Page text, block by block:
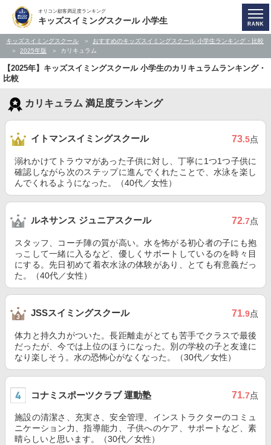
オリコン顧客満足度ランキング
キッズスイミングスクール 小学生
キッズスイミングスクール
おすすめのキッズスイミングスクール 小学生ランキング・比較
2025年版
カリキュラム
【2025年】キッズスイミングスクール 小学生のカリキュラムランキング・
比較
カリキュラム 満足度ランキング
イトマンスイミングスクール 73.5点
溺れかけてトラウマがあった子供に対し、丁寧に1つ1つ子供に
確認しながら次のステップに進んでくれたことで、水泳を楽し
んでくれるようになった。（40代／女性）
ルネサンス ジュニアスクール 72.7点
スタッフ、コーチ陣の質が高い。水を怖がる初心者の子にも抱
っこして一緒に入るなど、優しくサポートしているのを時々目
にする。先日初めて着衣水泳の体験があり、とても有意義だっ
た。（40代／女性）
JSSスイミングスクール 71.9点
体力と持久力がついた。長距離走がとても苦手でクラスで最後
だったが、今では上位のほうになった。別の学校の子と友達に
なり楽しそう。水の恐怖心がなくなった。（30代／女性）
コナミスポーツクラブ 運動塾 71.7点
施設の清潔さ、充実さ、安全管理、インストラクターのコミュ
ニケーション力、指導能力、子供へのケア、サポートなど、素
晴らしいと思います。（30代／女性）